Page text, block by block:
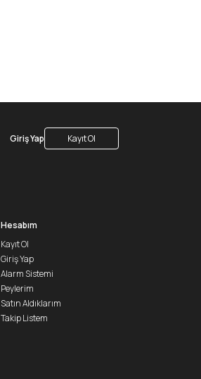
Giriş Yap Kayıt Ol
Hesabım
Kayıt Ol
Giriş Yap
Alarm Sistemi
Peylerim
Satın Aldıklarım
Takip Listem